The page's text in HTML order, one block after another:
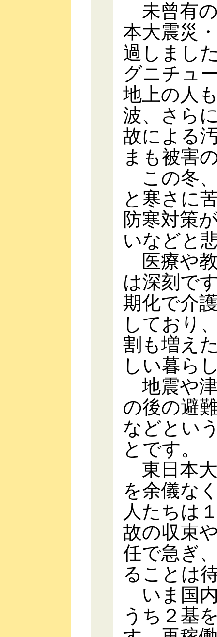
未曾有
本大震災
過しまし
グニチュ
地上の人
波、さら
故による
まも被害
この冬
と寒さに
防寒対策
いなどと
医療や
は深刻で
期化で介
しており
割も増え
しい暮ら
地震や
の後の避
などとい
とです。
東日本大
を余儀な
人たちは
故の収束
任で急ぎ
ることは
いま国
うち２基